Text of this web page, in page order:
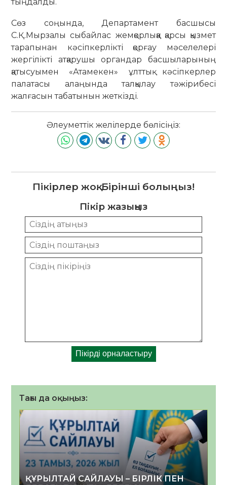
тыңдалды.
Сөз соңында, Департамент басшысы
С.Қ.Мырзалы сыбайлас жемқорлыққа қарсы қызмет
тарапынан кәсіпкерлікті қорғау мәселелері
жергілікті атқарушы органдар басшыларының
қатысуымен «Атамекен» ұлттық кәсіпкерлер
палатасы алаңында талқылау тәжірибесі
жалғасын табатынын жеткізді.
Әлеуметтік желілерде бөлісіңіз:
Пікірлер жоқ. Бірінші болыңыз!
Пікір жазыңыз
Тағы да оқыңыз:
ҚҰРЫЛТАЙ САЙЛАУЫ – БІРЛІК ПЕН